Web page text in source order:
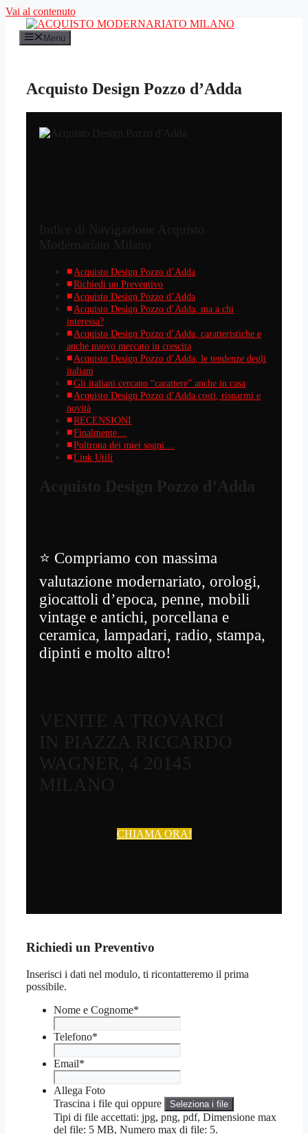
Vai al contenuto
Menu
Acquisto Design Pozzo d’Adda
Indice di Navigazione Acquisto
Modernariato Milano
Acquisto Design Pozzo d’Adda
Richiedi un Preventivo
Acquisto Design Pozzo d’Adda
Acquisto Design Pozzo d’Adda, ma a chi
interessa?
Acquisto Design Pozzo d’Adda, caratteristiche e
anche nuovo mercato in crescita
Acquisto Design Pozzo d’Adda, le tendenze degli
italiani
Gli italiani cercano “carattere” anche in casa
Acquisto Design Pozzo d’Adda costi, risparmi e
novità
RECENSIONI
Finalmente…
Poltrona dei miei sogni…
Link Utili
Acquisto Design Pozzo d’Adda
⭐ Compriamo con massima
valutazione modernariato, orologi,
giocattoli d’epoca, penne, mobili
vintage e antichi, porcellana e
ceramica, lampadari, radio, stampa,
dipinti e molto altro!
VENITE A TROVARCI
IN PIAZZA RICCARDO
WAGNER, 4 20145
MILANO
CHIAMA ORA!
Richiedi un Preventivo
Inserisci i dati nel modulo, ti ricontatteremo il prima
possibile.
Nome e Cognome*
Telefono*
Email*
Allega Foto
Trascina i file qui oppure
Seleziona i file
Tipi di file accettati: jpg, png, pdf, Dimensione max
del file: 5 MB, Numero max di file: 5.